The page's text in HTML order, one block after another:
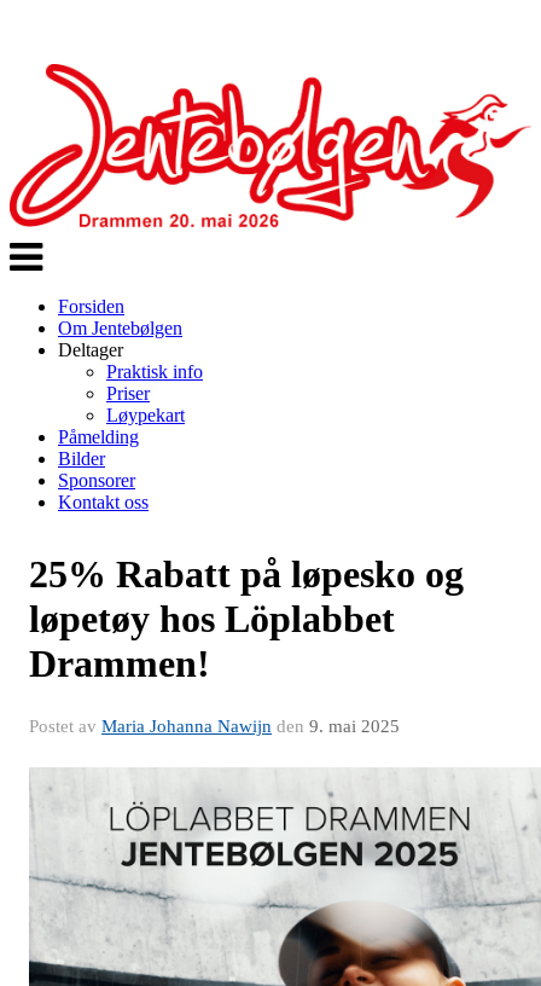
Veksle
navigasjon
Forsiden
Om Jentebølgen
Deltager
Praktisk info
Priser
Løypekart
Påmelding
Bilder
Sponsorer
Kontakt oss
25% Rabatt på løpesko og
løpetøy hos Löplabbet
Drammen!
Postet av Maria Johanna Nawijn den 9. mai 2025